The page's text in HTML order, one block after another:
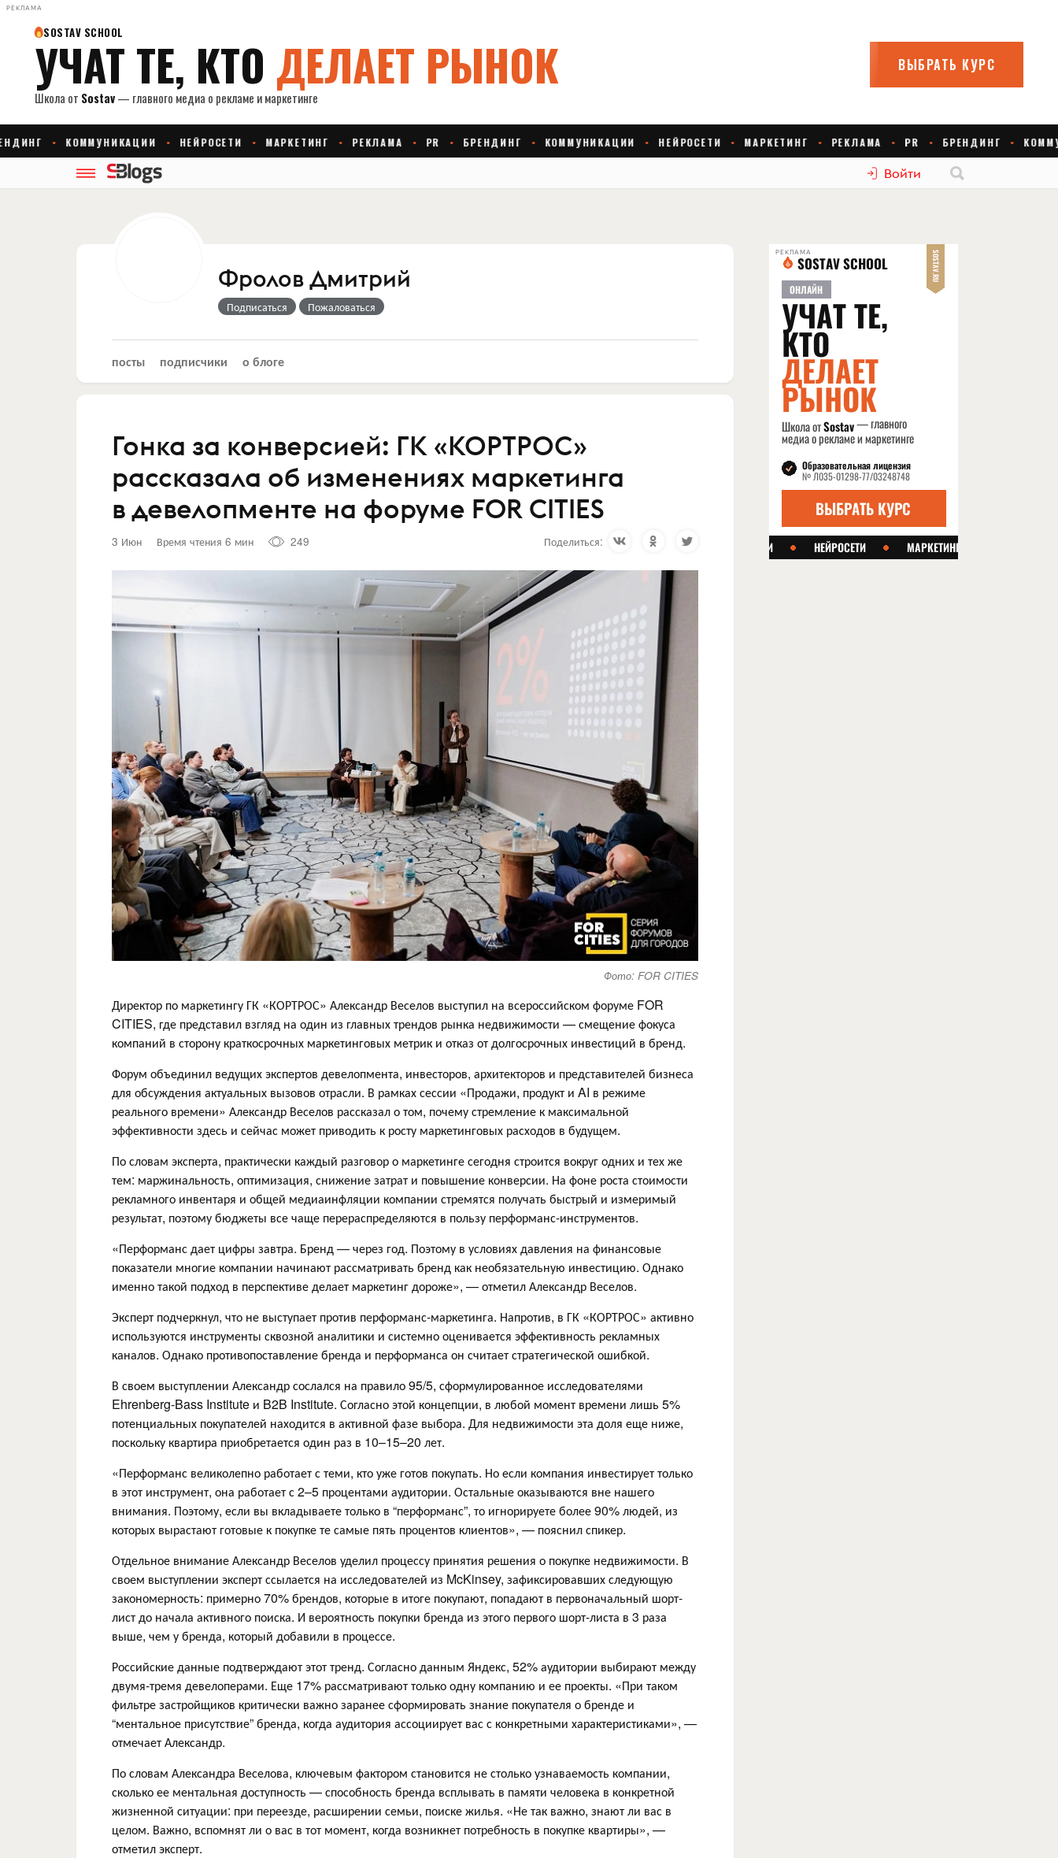
РЕКЛАМА
Войти
Фролов Дмитрий
Подписаться Пожаловаться
посты подписчики о блоге
Гонка за конверсией: ГК «КОРТРОС»
рассказала об изменениях маркетинга
в девелопменте на форуме FOR CITIES
3 Июн Время чтения 6 мин 249 Поделиться:
Фото: FOR CITIES
Директор по маркетингу ГК «КОРТРОС» Александр Веселов выступил на всероссийском форуме FOR
CITIES, где представил взгляд на один из главных трендов рынка недвижимости — смещение фокуса
компаний в сторону краткосрочных маркетинговых метрик и отказ от долгосрочных инвестиций в бренд.
Форум объединил ведущих экспертов девелопмента, инвесторов, архитекторов и представителей бизнеса
для обсуждения актуальных вызовов отрасли. В рамках сессии «Продажи, продукт и AI в режиме
реального времени» Александр Веселов рассказал о том, почему стремление к максимальной
эффективности здесь и сейчас может приводить к росту маркетинговых расходов в будущем.
По словам эксперта, практически каждый разговор о маркетинге сегодня строится вокруг одних и тех же
тем: маржинальность, оптимизация, снижение затрат и повышение конверсии. На фоне роста стоимости
рекламного инвентаря и общей медиаинфляции компании стремятся получать быстрый и измеримый
результат, поэтому бюджеты все чаще перераспределяются в пользу перформанс-инструментов.
«Перформанс дает цифры завтра. Бренд — через год. Поэтому в условиях давления на финансовые
показатели многие компании начинают рассматривать бренд как необязательную инвестицию. Однако
именно такой подход в перспективе делает маркетинг дороже», — отметил Александр Веселов.
Эксперт подчеркнул, что не выступает против перформанс-маркетинга. Напротив, в ГК «КОРТРОС» активно
используются инструменты сквозной аналитики и системно оценивается эффективность рекламных
каналов. Однако противопоставление бренда и перформанса он считает стратегической ошибкой.
В своем выступлении Александр сослался на правило 95/5, сформулированное исследователями
Ehrenberg-Bass Institute и B2B Institute. Согласно этой концепции, в любой момент времени лишь 5%
потенциальных покупателей находится в активной фазе выбора. Для недвижимости эта доля еще ниже,
поскольку квартира приобретается один раз в 10–15–20 лет.
«Перформанс великолепно работает с теми, кто уже готов покупать. Но если компания инвестирует только
в этот инструмент, она работает с 2–5 процентами аудитории. Остальные оказываются вне нашего
внимания. Поэтому, если вы вкладываете только в “перформанс”, то игнорируете более 90% людей, из
которых вырастают готовые к покупке те самые пять процентов клиентов», — пояснил спикер.
Отдельное внимание Александр Веселов уделил процессу принятия решения о покупке недвижимости. В
своем выступлении эксперт ссылается на исследователей из McKinsey, зафиксировавших следующую
закономерность: примерно 70% брендов, которые в итоге покупают, попадают в первоначальный шорт-
лист до начала активного поиска. И вероятность покупки бренда из этого первого шорт-листа в 3 раза
выше, чем у бренда, который добавили в процессе.
Российские данные подтверждают этот тренд. Согласно данным Яндекс, 52% аудитории выбирают между
двумя-тремя девелоперами. Еще 17% рассматривают только одну компанию и ее проекты. «При таком
фильтре застройщиков критически важно заранее сформировать знание покупателя о бренде и
“ментальное присутствие” бренда, когда аудитория ассоциирует вас с конкретными характеристиками», —
отмечает Александр.
По словам Александра Веселова, ключевым фактором становится не столько узнаваемость компании,
сколько ее ментальная доступность — способность бренда всплывать в памяти человека в конкретной
жизненной ситуации: при переезде, расширении семьи, поиске жилья. «Не так важно, знают ли вас в
целом. Важно, вспомнят ли о вас в тот момент, когда возникнет потребность в покупке квартиры», —
отметил эксперт.
РЕКЛАМА